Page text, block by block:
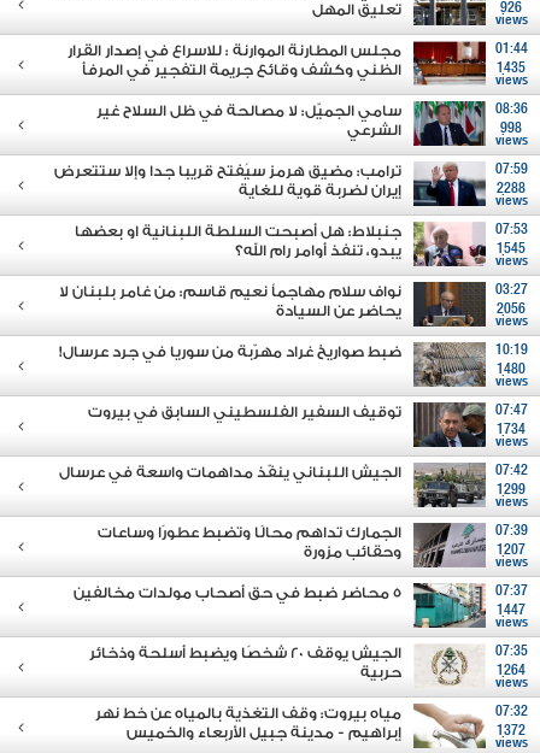
926
views
تعليق المهل
01:44
1435
views
مجلس المطارنة الموارنة : للاسراع في إصدار القرار
الظني وكشف وقائع جريمة التفجير في المرفأ
08:36
998
views
سامي الجميّل: لا مصالحة في ظل السلاح غير
الشرعي
07:59
2288
views
ترامب: مضيق هرمز سيُفتح قريبا جدا وإلا ستتعرض
إيران لضربة قوية للغاية
07:53
1545
views
جنبلاط: هل أصبحت السلطة اللبنانية او بعضها
يبدو، تنفذ أوامر رام الله؟
03:27
2056
views
نواف سلام مهاجماً نعيم قاسم: من غامر بلبنان لا
يحاضر عن السيادة
10:19
1480
views
ضبط صواريخ غراد مهرّبة من سوريا في جرد عرسال!
07:47
1734
views
توقيف السفير الفلسطيني السابق في بيروت
07:42
1299
views
الجيش اللبناني ينفّذ مداهمات واسعة في عرسال
07:39
1207
views
الجمارك تداهم محالًا وتضبط عطورًا وساعات
وحقائب مزورة
07:37
1447
views
5 محاضر ضبط في حق أصحاب مولدات مخالفين
07:35
1264
views
الجيش يوقف 20 شخصًا ويضبط أسلحة وذخائر
حربية
07:32
1372
views
مياه بيروت: وقف التغذية بالمياه عن خط نهر
إبراهيم - مدينة جبيل الأربعاء والخميس